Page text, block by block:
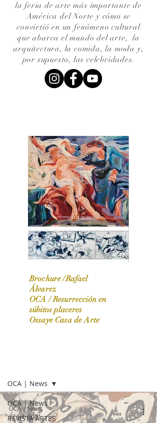
la feria de arte más importante de
América del Norte y cómo se
convirtió en un fenómeno cultural
que abarca el mundo del arte,la
arquitectura, la comida, la moda y,
por supuesto, las celebridades.
OCA|News 31 / Marzo-Abril / 2024
Brochure /Rafael
Álvarez
OCA /Resurrección en
súbitos placeres
Ossaye Casa de Arte
OCA | News
REVISTA ARTES
OCA | News
OCA | News
27 feb 2021